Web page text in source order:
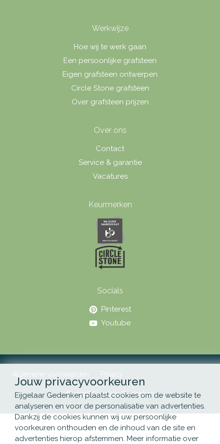
Werkwijze
Hoe wij te werk gaan
Een persoonlijke grafsteen
Eigen grafsteen ontwerpen
Circle Stone grafsteen
Over grafsteen prijzen
Over ons
Contact
Service & garantie
Vacatures
Keurmerken
Socials
Pinterest
Youtube
Algemene voorwaarden Privacy
© 2026 Eijgelaar Gedenken
Jouw privacyvoorkeuren
Eijgelaar Gedenken plaatst cookies om de website te
analyseren en voor de personalisatie van advertenties.
Dankzij de cookies kunnen wij uw persoonlijke
voorkeuren onthouden en de inhoud van de site en
advertenties hierop afstemmen. Meer informatie over